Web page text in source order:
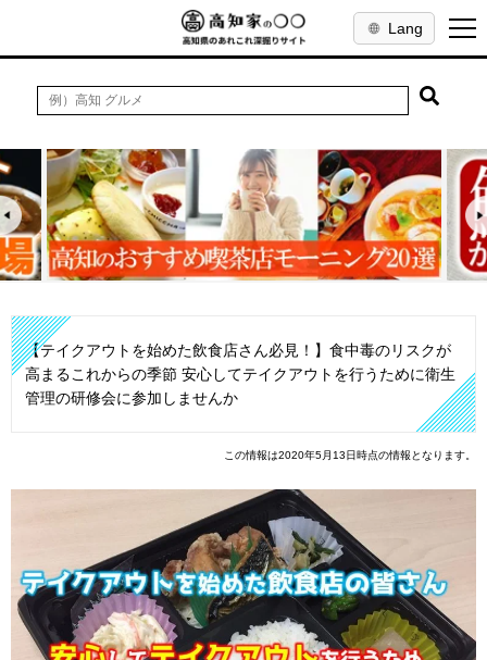
Lang
【テイクアウトを始めた飲食店さん必見！】食中毒のリスクが
高まるこれからの季節 安心してテイクアウトを行うために衛生
管理の研修会に参加しませんか
この情報は2020年5月13日時点の情報となります。